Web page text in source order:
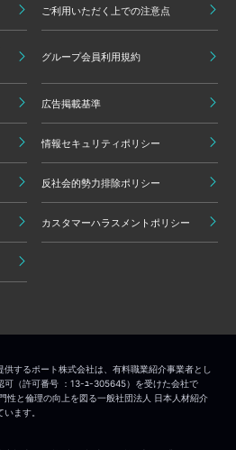
ご利用いただく上での注意点
グループ会員利用規約
広告掲載基準
情報セキュリティポリシー
反社会的勢力排除ポリシー
カスタマーハラスメントポリシー